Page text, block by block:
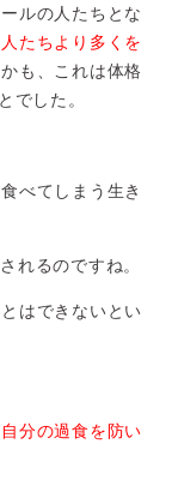
ルの人たちとな
たちより多くを
も、これは体格
でした。
べてしまう生き
れるのですね。
はできないとい
分の過食を防い